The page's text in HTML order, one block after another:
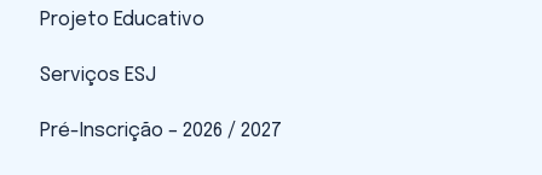
Projeto Educativo
Serviços ESJ
Pré-Inscrição – 2026 / 2027